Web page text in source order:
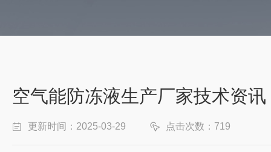
空气能防冻液生产厂家技术资讯
更新时间：2025-03-29 点击次数：719